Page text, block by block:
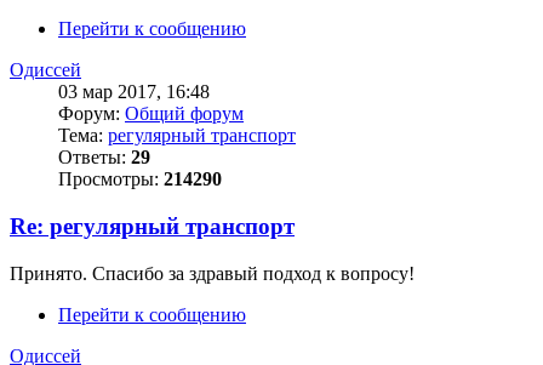
Перейти к сообщению
Одиссей
03 мар 2017, 16:48
Форум: Общий форум
Тема: регулярный транспорт
Ответы: 29
Просмотры: 214290
Re: регулярный транспорт
Принято. Спасибо за здравый подход к вопросу!
Перейти к сообщению
Одиссей